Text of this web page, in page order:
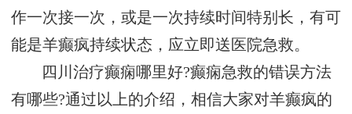
作一次接一次，或是一次持续时间特别长，有可
能是羊癫疯持续状态，应立即送医院急救。
四川治疗癫痫哪里好?癫痫急救的错误方法
有哪些?通过以上的介绍，相信大家对羊癫疯的